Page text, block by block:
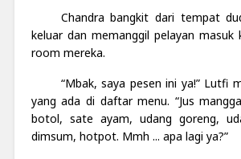
Chandra bangkit dari tempat
keluar dan memanggil pelayan masuk
room mereka.
“Mbak, saya pesen ini ya!” Lutfi
yang ada di daftar menu. “Jus
botol, sate ayam, udang goreng,
dimsum, hotpot. Mmh ... apa lagi ya?”